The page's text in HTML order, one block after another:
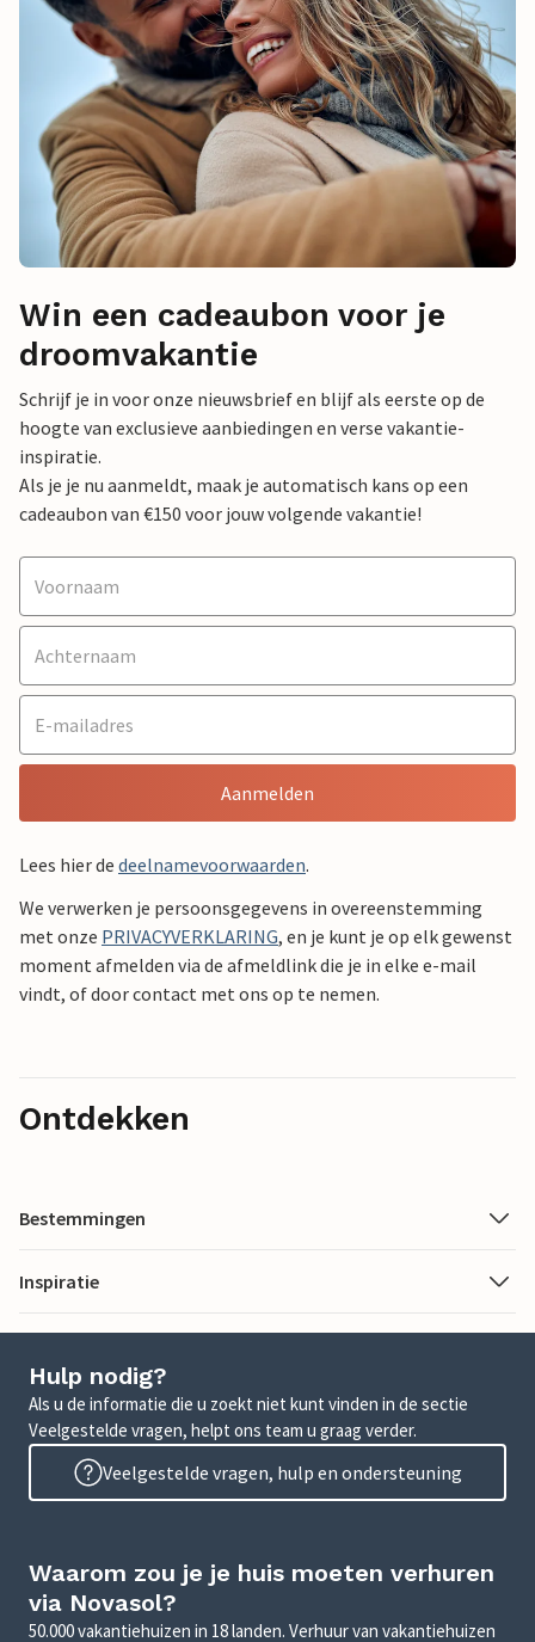
Win een cadeaubon voor je
droomvakantie
Schrijf je in voor onze nieuwsbrief en blijf als eerste op de
hoogte van exclusieve aanbiedingen en verse vakantie-
inspiratie.
Als je je nu aanmeldt, maak je automatisch kans op een
cadeaubon van €150 voor jouw volgende vakantie!
Aanmelden
Lees hier de deelnamevoorwaarden.
We verwerken je persoonsgegevens in overeenstemming
met onze PRIVACYVERKLARING, en je kunt je op elk gewenst
moment afmelden via de afmeldlink die je in elke e-mail
vindt, of door contact met ons op te nemen.
Ontdekken
Bestemmingen
Inspiratie
Hulp nodig?
Als u de informatie die u zoekt niet kunt vinden in de sectie
Veelgestelde vragen, helpt ons team u graag verder.
Veelgestelde vragen, hulp en ondersteuning
Waarom zou je je huis moeten verhuren
via Novasol?
50.000 vakantiehuizen in 18 landen. Verhuur van vakantiehuizen